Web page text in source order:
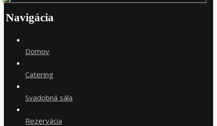
Navigácia
Domov
Catering
Svadobná sála
Rezervácia